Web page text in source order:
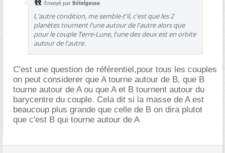
Envoyé par Bételgeuse
L'autre condition, me semble-t'il, c'est que les 2
planètes tournent l'une autour de l'autre alors que
pour le couple Terre-Lune, l'une des deux est en orbite
autour de l'autre.
C'est une question de référentiel,pour tous les couples
on peut considerer que A tourne autour de B, que B
tourne autour de A ou que A et B tournent autour du
barycentre du couple. Cela dit si la masse de A est
beaucoup plus grande que celle de B on dira plutot
que c'est B qui tourne autour de A